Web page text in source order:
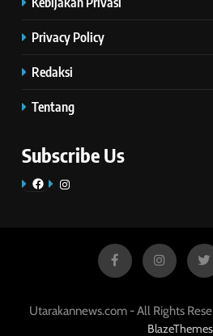
Privacy Policy
Redaksi
Tentang
Subscribe Us
FacebookInstagram
Utarakannews.com - All Rights
BlazeThemes